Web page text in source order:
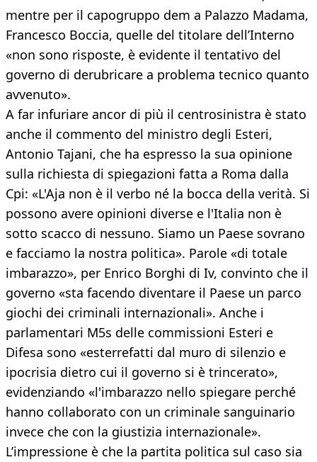
mentre per il capogruppo dem a Palazzo Madama,
Francesco Boccia, quelle del titolare dell’Interno
«non sono risposte, è evidente il tentativo del
governo di derubricare a problema tecnico quanto
avvenuto».
A far infuriare ancor di più il centrosinistra è stato
anche il commento del ministro degli Esteri,
Antonio Tajani, che ha espresso la sua opinione
sulla richiesta di spiegazioni fatta a Roma dalla
Cpi: «L'Aja non è il verbo né la bocca della verità. Si
possono avere opinioni diverse e l'Italia non è
sotto scacco di nessuno. Siamo un Paese sovrano
e facciamo la nostra politica». Parole «di totale
imbarazzo», per Enrico Borghi di Iv, convinto che il
governo «sta facendo diventare il Paese un parco
giochi dei criminali internazionali». Anche i
parlamentari M5s delle commissioni Esteri e
Difesa sono «esterrefatti dal muro di silenzio e
ipocrisia dietro cui il governo si è trincerato»,
evidenziando «l'imbarazzo nello spiegare perché
hanno collaborato con un criminale sanguinario
invece che con la giustizia internazionale».
L’impressione è che la partita politica sul caso sia